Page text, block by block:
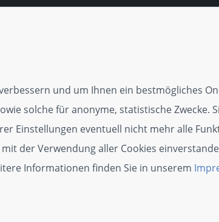
und um Ihnen ein bestmögliches
solche für anonyme, statistische Zwecke.
Einstellungen eventuell nicht mehr alle
der Verwendung aller Cookies
Informationen finden Sie in unserem